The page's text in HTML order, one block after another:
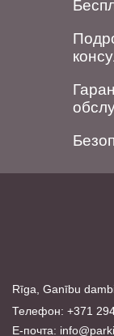
Rīga, Ganību
Телефон: +371
E-почта: